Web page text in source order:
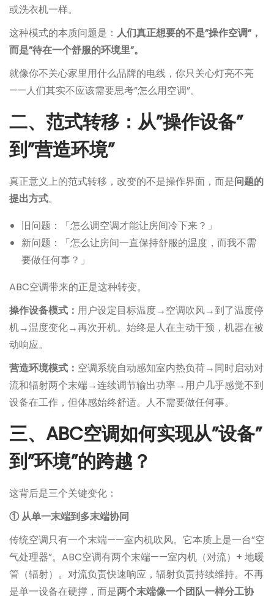
或洗衣机一样。
这种模式的本质问题是： 人们真正想要的不是”操作空调”，
而是”待在一个舒服的环境里”。
就像你不关心家里用什么品牌的电线，你只关心灯亮不亮
——人们其实不应该需要思考”怎么用空调”。
二、范式转移：从”操作设备”
到”营造环境”
真正意义上的范式转移，改变的不是操作界面，而是问题的
提出方式。
旧问题：「怎么调空调才能让房间冷下来？」
新问题：「怎么让房间一直保持舒服的温度，而我不需
要做任何事？」
ABC空调带来的正是这种转变。
操作设备模式： 用户设定目标温度→空调吹风→到了温度停
机→温度变化→再次开机。始终是人在主动干预，机器在被
动响应。
营造环境模式： 空调系统自动感知室内热负荷→同时启动对
流和辐射两个末端→连续调节输出功率→用户几乎感觉不到
设备在工作，但体感始终舒适。人不需要做任何事。
三、ABC空调如何实现从”设备”
到”环境”的跨越？
这背后是三个关键变化：
① 从单一末端到多末端协同
传统空调只有一个末端——室内机吹风。它本质上是一台”空
气处理器”。ABC空调有两个末端——室内机（对流）+ 地暖
管（辐射）。对流负责快速响应，辐射负责持续维持。不再
是单一设备在硬撑，而是两个末端像一个团队一样分工协